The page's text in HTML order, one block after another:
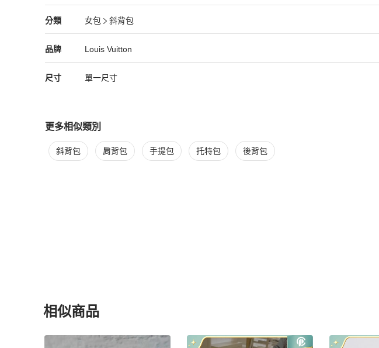
狀況良好
分類
Louis Vuitton女包 分類資訊
女包
斜背包
女包/斜背包推薦
品牌
Louis Vuitton精品女包品牌介紹
Louis Vuitton
Louis Vuitton推薦清單
尺寸 單一尺寸
更多相似類別
更多Louis Vuitton女包 相似商品推薦
斜背包 肩背包 手提包 托特包 後背包
相似商品
更多相似Louis Vuitton女包推薦精品